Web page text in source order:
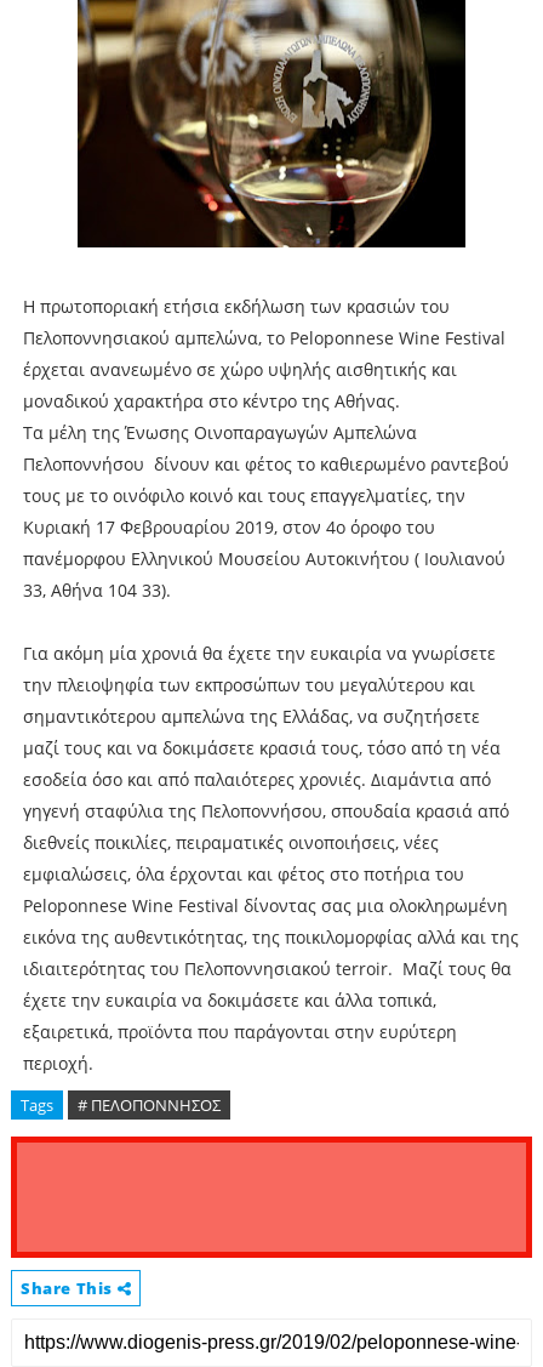
Η πρωτοποριακή ετήσια εκδήλωση των κρασιών του
Πελοποννησιακού αμπελώνα, το Peloponnese Wine Festival
έρχεται ανανεωμένο σε χώρο υψηλής αισθητικής και
μοναδικού χαρακτήρα στο κέντρο της Αθήνας.
Τα μέλη της Ένωσης Οινοπαραγωγών Αμπελώνα
Πελοποννήσου δίνουν και φέτος το καθιερωμένο ραντεβού
τους με το οινόφιλο κοινό και τους επαγγελματίες, την
Κυριακή 17 Φεβρουαρίου 2019, στον 4ο όροφο του
πανέμορφου Ελληνικού Μουσείου Αυτοκινήτου ( Ιουλιανού
33, Αθήνα 104 33).
Για ακόμη μία χρονιά θα έχετε την ευκαιρία να γνωρίσετε
την πλειοψηφία των εκπροσώπων του μεγαλύτερου και
σημαντικότερου αμπελώνα της Ελλάδας, να συζητήσετε
μαζί τους και να δοκιμάσετε κρασιά τους, τόσο από τη νέα
εσοδεία όσο και από παλαιότερες χρονιές. Διαμάντια από
γηγενή σταφύλια της Πελοποννήσου, σπουδαία κρασιά από
διεθνείς ποικιλίες, πειραματικές οινοποιήσεις, νέες
εμφιαλώσεις, όλα έρχονται και φέτος στο ποτήρια του
Peloponnese Wine Festival δίνοντας σας μια ολοκληρωμένη
εικόνα της αυθεντικότητας, της ποικιλομορφίας αλλά και της
ιδιαιτερότητας του Πελοποννησιακού terroir. Μαζί τους θα
έχετε την ευκαιρία να δοκιμάσετε και άλλα τοπικά,
εξαιρετικά, προϊόντα που παράγονται στην ευρύτερη
περιοχή.
Tags # ΠΕΛΟΠΟΝΝΗΣΟΣ
Share This